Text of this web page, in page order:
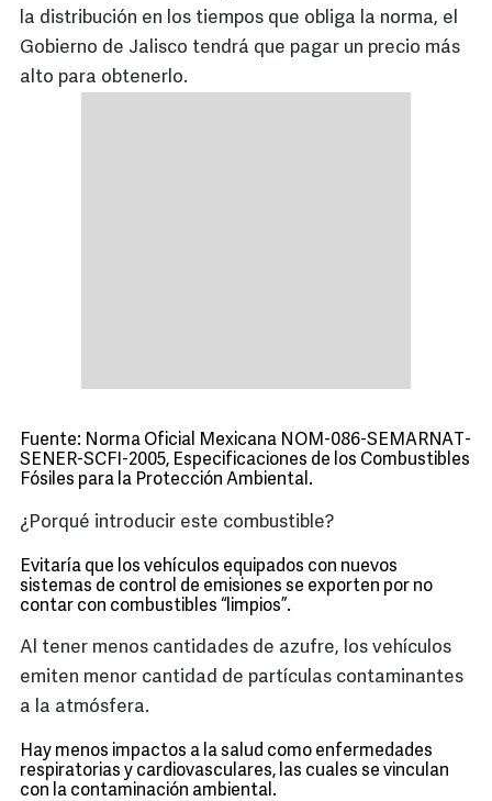
la distribución en los tiempos que obliga la norma, el
Gobierno de Jalisco tendrá que pagar un precio más
alto para obtenerlo.
Fuente: Norma Oficial Mexicana NOM-086-SEMARNAT-
SENER-SCFI-2005, Especificaciones de los Combustibles
Fósiles para la Protección Ambiental.
¿Porqué introducir este combustible?
Evitaría que los vehículos equipados con nuevos
sistemas de control de emisiones se exporten por no
contar con combustibles “limpios”.
Al tener menos cantidades de azufre, los vehículos
emiten menor cantidad de partículas contaminantes
a la atmósfera.
Hay menos impactos a la salud como enfermedades
respiratorias y cardiovasculares, las cuales se vinculan
con la contaminación ambiental.